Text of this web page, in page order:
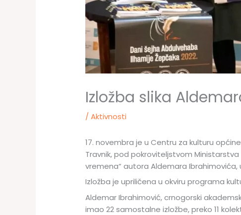
Izložba slika
/Aktivnosti
17. novembra je u Centru za kulturu
Travnik, pod pokroviteljstvom
vremena“ autora Aldemara
Izložba je upriličena u okviru programa
Aldemar Ibrahimović, crnogorski
imao 22 samostalne izložbe, preko 11